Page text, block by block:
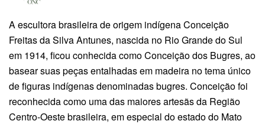
A escultora brasileira de origem indígena Conceição
Freitas da Silva Antunes, nascida no Rio Grande do Sul
em 1914, ficou conhecida como Conceição dos Bugres, ao
basear suas peças entalhadas em madeira no tema único
de figuras indígenas denominadas bugres. Conceição foi
reconhecida como uma das maiores artesãs da Região
Centro-Oeste brasileira, em especial do estado do Mato